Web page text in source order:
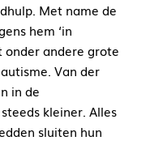
Met name de
hem ‘in
onder andere grote
Van der
in de
kleiner. Alles
sluiten hun